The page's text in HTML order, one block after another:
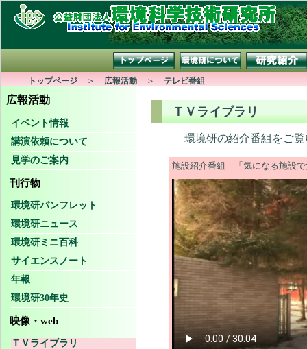
トップページ ＞ 広報活動 ＞ テレビ番組
広報活動
イベント情報
講演依頼について
見学のご案内
刊行物
環境研パンフレット
環境研ニュース
環境研ミニ百科
サイエンスノート
年報
環境研30年史
映像・web
ＴＶライブラリ
ＴＶライブラリ
環境研の紹介番組をご
施設紹介番組 「気になる施設で